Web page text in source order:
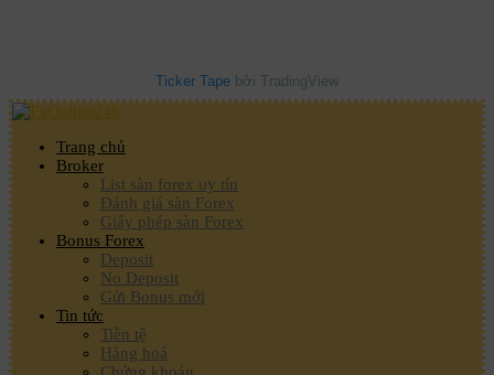
Ticker Tape bởi TradingView
Trang chủ
Broker
List sàn forex uy tín
Đánh giá sàn Forex
Giấy phép sàn Forex
Bonus Forex
Deposit
No Deposit
Gửi Bonus mới
Tin tức
Tiền tệ
Hàng hoá